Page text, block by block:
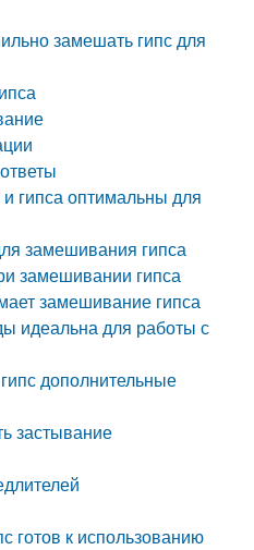
замешать гипс для
гипса оптимальны для
замешивания гипса
замешивании гипса
замешивание гипса
идеальна для работы с
дополнительные
застывание
готов к использованию